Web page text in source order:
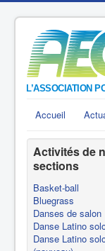
Accueil
Activités de
sections
Basket-ball
Bluegrass
Danses de salon
Danse Latino
Danse Latino